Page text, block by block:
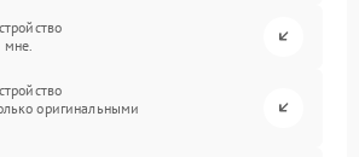
мне.
оригинальными